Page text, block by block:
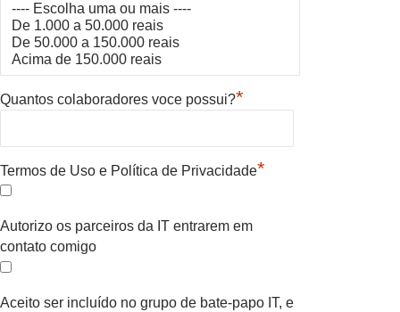
Quantos colaboradores voce possui?*
Termos de Uso e Política de Privacidade*
Autorizo os parceiros da IT entrarem em
contato comigo
Aceito ser incluído no grupo de bate-papo IT, e